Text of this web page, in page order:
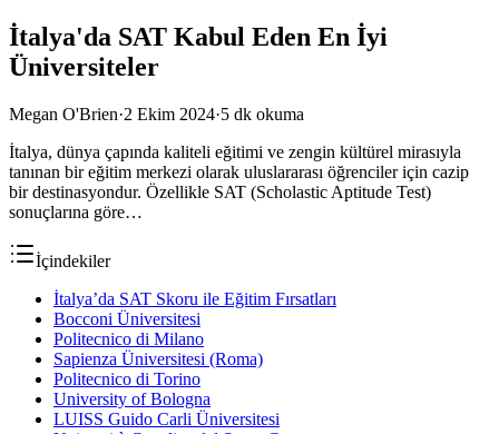
İtalya'da SAT Kabul Eden En İyi
Üniversiteler
Megan O'Brien·2 Ekim 2024·5 dk okuma
İtalya, dünya çapında kaliteli eğitimi ve zengin kültürel mirasıyla
tanınan bir eğitim merkezi olarak uluslararası öğrenciler için cazip
bir destinasyondur. Özellikle SAT (Scholastic Aptitude Test)
sonuçlarına göre…
İçindekiler
İtalya’da SAT Skoru ile Eğitim Fırsatları
Bocconi Üniversitesi
Politecnico di Milano
Sapienza Üniversitesi (Roma)
Politecnico di Torino
University of Bologna
LUISS Guido Carli Üniversitesi